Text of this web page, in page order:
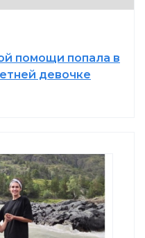
помощи попала в
девочке